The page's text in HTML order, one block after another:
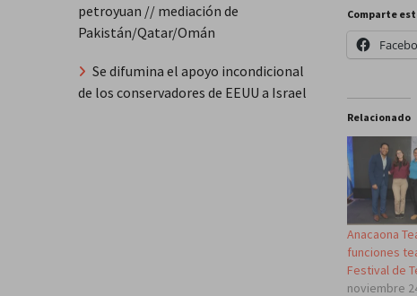
Comparte
Relacionado
Anacaona
funciones
Festival de
noviembre
petroyuan // mediación de
Pakistán/Qatar/Omán
Se difumina el apoyo incondicional
de los conservadores de EEUU a Israel